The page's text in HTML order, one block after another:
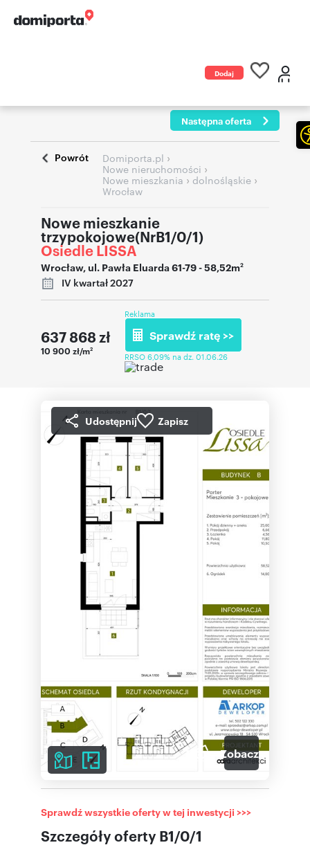
Dodaj
Następna oferta
Powrót Domiporta.pl ›
Nowe nieruchomości ›
Nowe mieszkania › dolnośląskie ›
Wrocław
Nowe mieszkanie
trzypokojowe(NrB1/0/1)
Osiedle LISSA
Wrocław, ul. Pawła Eluarda 61-79- 58,52m2
IV kwartał 2027
637 868 zł
10 900 zł/m2
Reklama
Sprawdź ratę >>
RRSO 6,09% na dz. 01.06.26
Udostępnij Zapisz
7 Zobacz galerię
Szczegóły oferty B1/0/1
Sprawdź wszystkie oferty w tej inwestycji >>>